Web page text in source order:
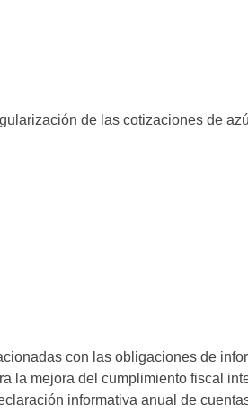
de las cotizaciones de
con las obligaciones de
la mejora del cumplimiento fiscal
informativa anual de